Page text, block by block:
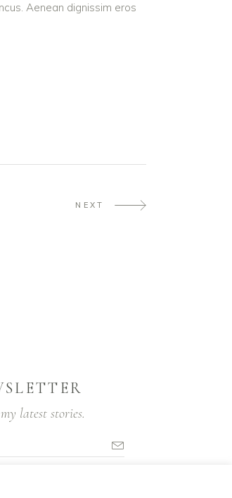
Aenean dignissim eros
NEXT
latest stories.